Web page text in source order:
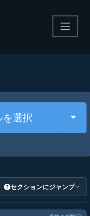
を選択
セクションにジャンプ